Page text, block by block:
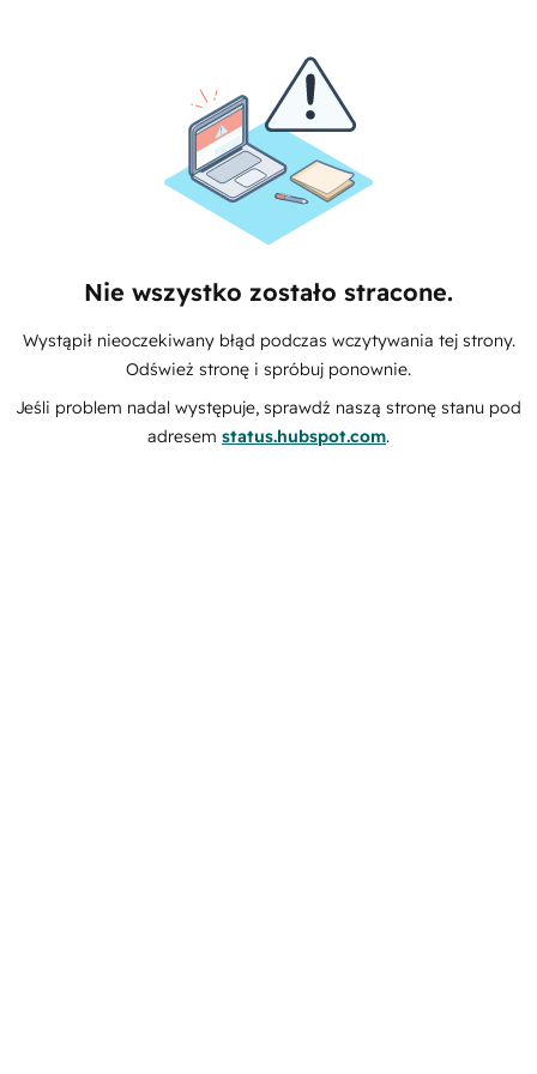
Nie wszystko zostało stracone.
Wystąpił nieoczekiwany błąd podczas wczytywania tej strony.
Odśwież stronę i spróbuj ponownie.
Jeśli problem nadal występuje, sprawdź naszą stronę stanu pod
adresem status.hubspot.com.